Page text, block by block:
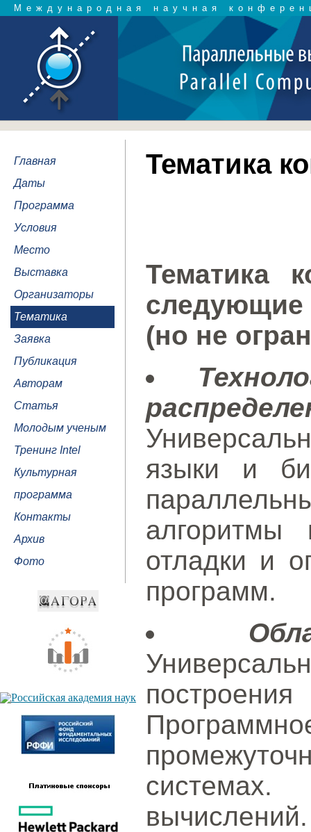
Международная научная
Главная
Даты
Программа
Условия
Место
Выставка
Организаторы
Тематика
Заявка
Публикация
Авторам
Статья
Молодым ученым
Тренинг Intel
Культурная
программа
Контакты
Архив
Фото
Тематика
Тематика
(но не
языки и
алгоритмы
отладки и
программ.
вычислений.